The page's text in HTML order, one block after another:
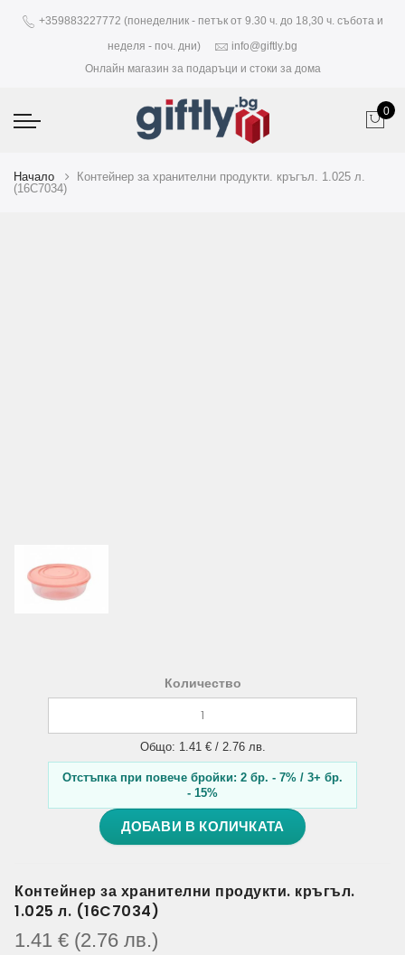
+359883227772 (понеделник - петък от 9.30 ч. до 18,30 ч. събота и
неделя - поч. дни)
info@giftly.bg
Онлайн магазин за подаръци и стоки за дома
0
Начало
Контейнер за хранителни продукти. кръгъл. 1.025 л.
(16C7034)
Количество
Общо: 1.41 € / 2.76 лв.
Отстъпка при повече бройки: 2 бр. - 7% / 3+ бр.
- 15%
ДОБАВИ В КОЛИЧКАТА
Контейнер за хранителни продукти. кръгъл.
1.025 л. (16C7034)
1.41 € (2.76 лв.)